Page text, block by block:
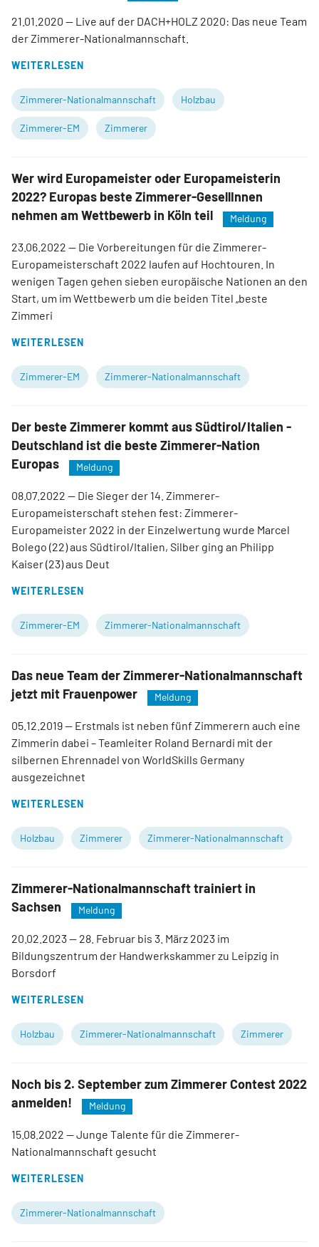
21.01.2020 — Live auf der DACH+HOLZ 2020: Das neue Team
der Zimmerer-Nationalmannschaft.
WEITERLESEN
Zimmerer-Nationalmannschaft Holzbau
Zimmerer-EM Zimmerer
Wer wird Europameister oder Europameisterin
2022? Europas beste Zimmerer-GesellInnen
nehmen am Wettbewerb in Köln teil
Meldung
23.06.2022 — Die Vorbereitungen für die Zimmerer-
Europameisterschaft 2022 laufen auf Hochtouren. In
wenigen Tagen gehen sieben europäische Nationen an den
Start, um im Wettbewerb um die beiden Titel „beste
Zimmeri
WEITERLESEN
Zimmerer-EM Zimmerer-Nationalmannschaft
Der beste Zimmerer kommt aus Südtirol/Italien -
Deutschland ist die beste Zimmerer-Nation
Europas
Meldung
08.07.2022 — Die Sieger der 14. Zimmerer-
Europameisterschaft stehen fest: Zimmerer-
Europameister 2022 in der Einzelwertung wurde Marcel
Bolego (22) aus Südtirol/Italien, Silber ging an Philipp
Kaiser (23) aus Deut
WEITERLESEN
Zimmerer-EM Zimmerer-Nationalmannschaft
Das neue Team der Zimmerer-Nationalmannschaft
jetzt mit Frauenpower
Meldung
05.12.2019— Erstmals ist neben fünf Zimmerern auch eine
Zimmerin dabei – Teamleiter Roland Bernardi mit der
silbernen Ehrennadel von WorldSkills Germany
ausgezeichnet
WEITERLESEN
Holzbau Zimmerer Zimmerer-Nationalmannschaft
Zimmerer-Nationalmannschaft trainiert in
Sachsen
Meldung
20.02.2023— 28. Februar bis 3. März 2023 im
Bildungszentrum der Handwerkskammer zu Leipzig in
Borsdorf
WEITERLESEN
Holzbau Zimmerer-Nationalmannschaft Zimmerer
Noch bis 2. September zum Zimmerer Contest 2022
anmelden!
Meldung
15.08.2022 — Junge Talente für die Zimmerer-
Nationalmannschaft gesucht
WEITERLESEN
Zimmerer-Nationalmannschaft